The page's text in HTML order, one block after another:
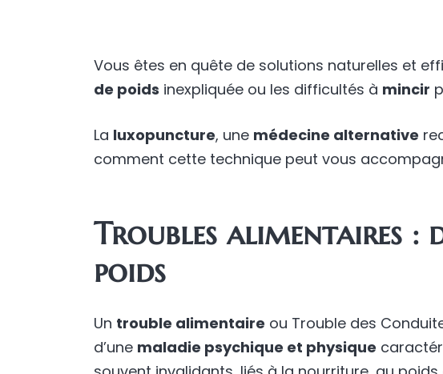
Vous êtes en quête de solutions naturelles et
de poids inexpliquée ou les difficultés à mincir
La luxopuncture, une médecine alternative
comment cette technique peut vous
Troubles alimentaires :
poids
Un trouble alimentaire ou Trouble des
d’une maladie psychique et physique